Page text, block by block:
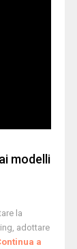
modelli
la
adottare
a